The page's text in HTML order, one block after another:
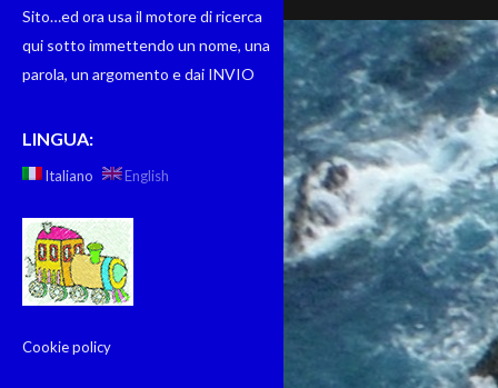
Sito…ed ora usa il motore di ricerca
qui sotto immettendo un nome, una
parola, un argomento e dai INVIO
LINGUA:
Italiano English
Cookie policy